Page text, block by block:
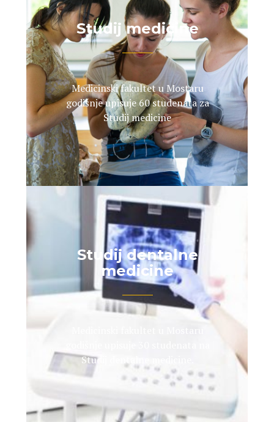
Studij medicine
Medicinski fakultet u Mostaru
godišnje upisuje 60 studenata za
Studij medicine
Studij dentalne
medicine
Studij dentalne medicine.